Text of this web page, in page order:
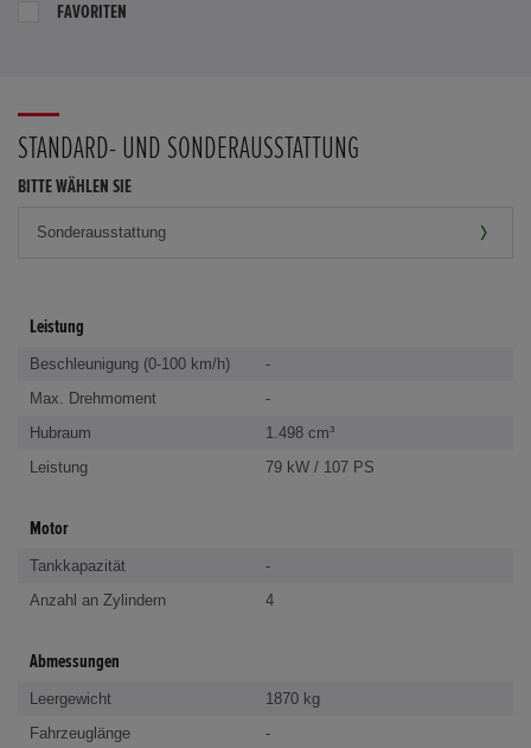
FAVORITEN
STANDARD- UND SONDERAUSSTATTUNG
BITTE WÄHLEN SIE
Leistung
Beschleunigung (0-100 km/h)
-
Max. Drehmoment
-
Hubraum
1.498 cm³
Leistung
79 kW / 107 PS
Motor
Tankkapazität
-
Anzahl an Zylindern
4
Abmessungen
Leergewicht
1870 kg
Fahrzeuglänge
-